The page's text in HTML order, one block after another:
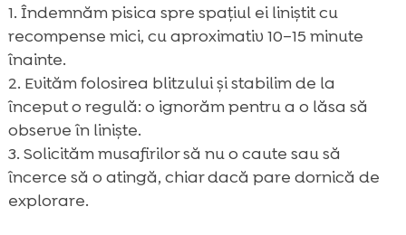
Îndemnăm pisica spre spațiul ei liniștit cu
recompense mici, cu aproximativ 10–15 minute
înainte.
Evităm folosirea blitzului și stabilim de la
început o regulă: o ignorăm pentru a o lăsa să
observe în liniște.
Solicităm musafirilor să nu o caute sau să
încerce să o atingă, chiar dacă pare dornică de
explorare.